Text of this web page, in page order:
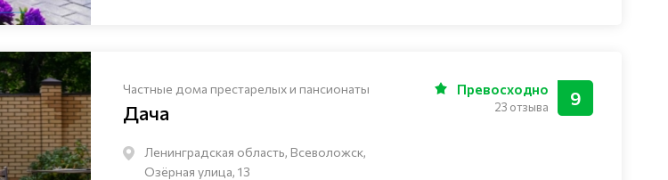
Частные дома престарелых и пансионаты
Дача
Ленинградская область, Всеволожск,
Озёрная улица, 13
9
Превосходно
23 отзыва